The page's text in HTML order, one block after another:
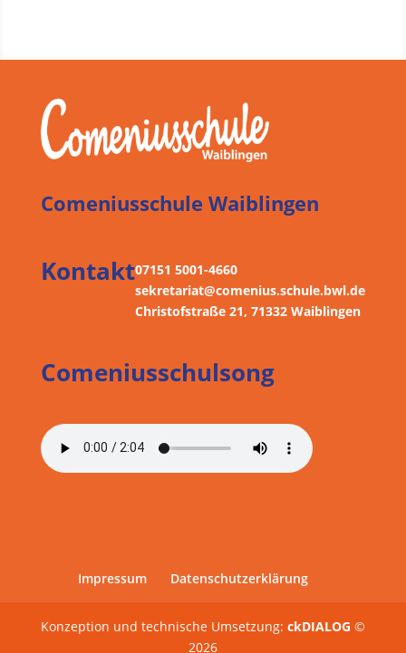
Comeniusschule Waiblingen
Kontakt07151 5001-4660
sekretariat@comenius.schule.bwl.de
Christofstraße 21, 71332 Waiblingen
Comeniusschulsong
Impressum Datenschutzerklärung
Konzeption und technische Umsetzung: ckDIALOG ©
2026